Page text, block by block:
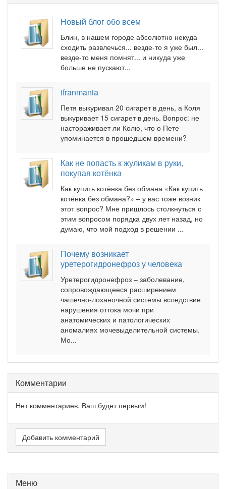
Новый блог обо всем
Блин, в нашем городе абсолютно некуда
сходить развлечься... везде-то я уже был...
везде-то меня помнят... и никуда уже
больше не пускают...
ifranmania
Петя выкуривал 20 сигарет в день, а Коля
выкуривает 15 сигарет в день. Вопрос: не
настораживает ли Колю, что о Пете
упоминается в прошедшем времени?
Как не попасть к жуликам в руки,
покупая котёнка
Как купить котёнка без обмана «Как купить
котёнка без обмана?» – у вас тоже возник
этот вопрос? Мне пришлось столкнуться с
этим вопросом порядка двух лет назад, но
думаю, что мой подход в решении ...
Почему возникает
уретерогидронефроз у человека
Уретерогидронефроз – заболевание,
сопровождающееся расширением
чашечно-лоханочной системы вследствие
нарушения оттока мочи при
анатомических и патологических
аномалиях мочевыделительной системы.
Мо...
Комментарии
Нет комментариев. Ваш будет первым!
Добавить комментарий
Меню